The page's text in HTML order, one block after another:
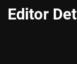
Editor